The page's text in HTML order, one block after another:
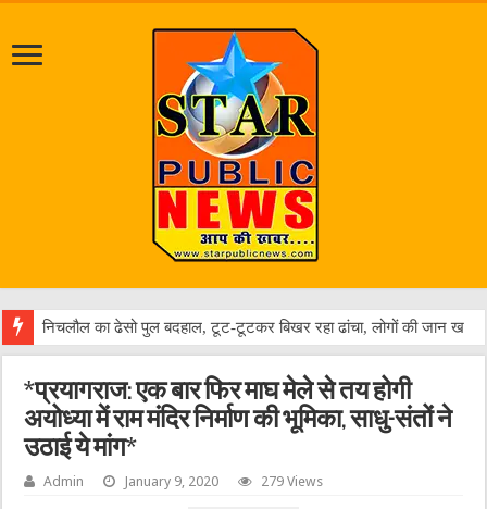
*प्रयागराज: एक बार फिर माघ मेले से तय होगी
अयोध्या में राम मंदिर निर्माण की भूमिका, साधु-संतों ने
उठाई ये मांग*
Admin January 9, 2020 279 Views